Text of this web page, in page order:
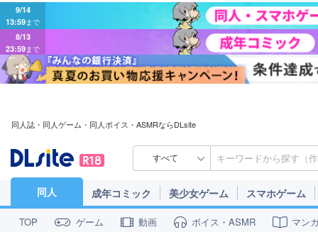
9/14
13:59まで
8/13
23:59まで
同人誌・同人ゲーム・同人ボイス・ASMRならDLsite
すべて
同人 成年コミック 美少女ゲーム スマホゲーム
TOP ゲーム 動画 ボイス・ASMR マン